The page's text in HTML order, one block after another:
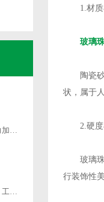
喷砂玻璃珠适合工件去应力加工吗
轮胎平衡珠是怎么工作的？工作原理是什么？
1.材质
玻璃
陶瓷砂
状，属于
2.硬度
玻璃珠质
行装饰性